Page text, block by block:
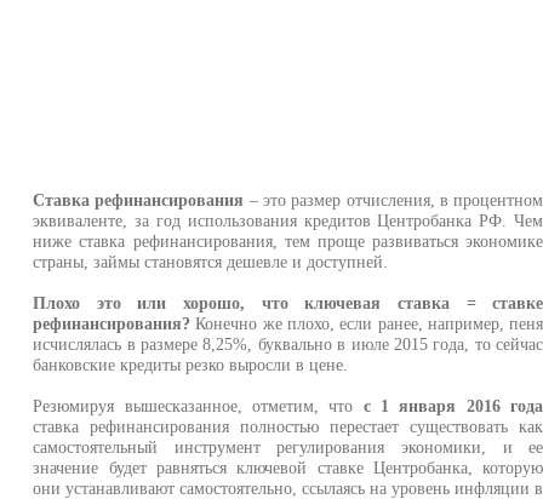
Ставка рефинансирования – это размер отчисления, в процентном
эквиваленте, за год использования кредитов Центробанка РФ. Чем
ниже ставка рефинансирования, тем проще развиваться экономике
страны, займы становятся дешевле и доступней.
Плохо это или хорошо, что ключевая ставка = ставке
рефинансирования? Конечно же плохо, если ранее, например, пеня
исчислялась в размере 8,25%, буквально в июле 2015 года, то сейчас
банковские кредиты резко выросли в цене.
Резюмируя вышесказанное, отметим, что с 1 января 2016 года
ставка рефинансирования полностью перестает существовать как
самостоятельный инструмент регулирования экономики, и ее
значение будет равняться ключевой ставке Центробанка, которую
они устанавливают самостоятельно, ссылаясь на уровень инфляции в